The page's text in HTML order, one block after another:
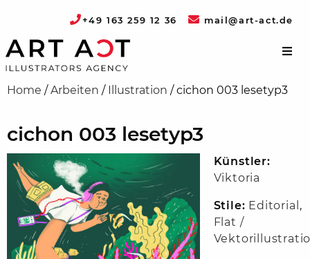
+49 163 259 12 36 mail@art-act.de
Home /Arbeiten / Illustration /cichon 003 lesetyp3
cichon 003 lesetyp3
Künstler:
Viktoria
Stile: Editorial ,
Flat /